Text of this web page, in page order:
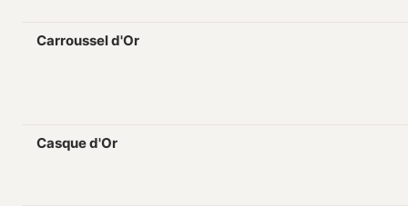
Carroussel d'Or
Casque d'Or